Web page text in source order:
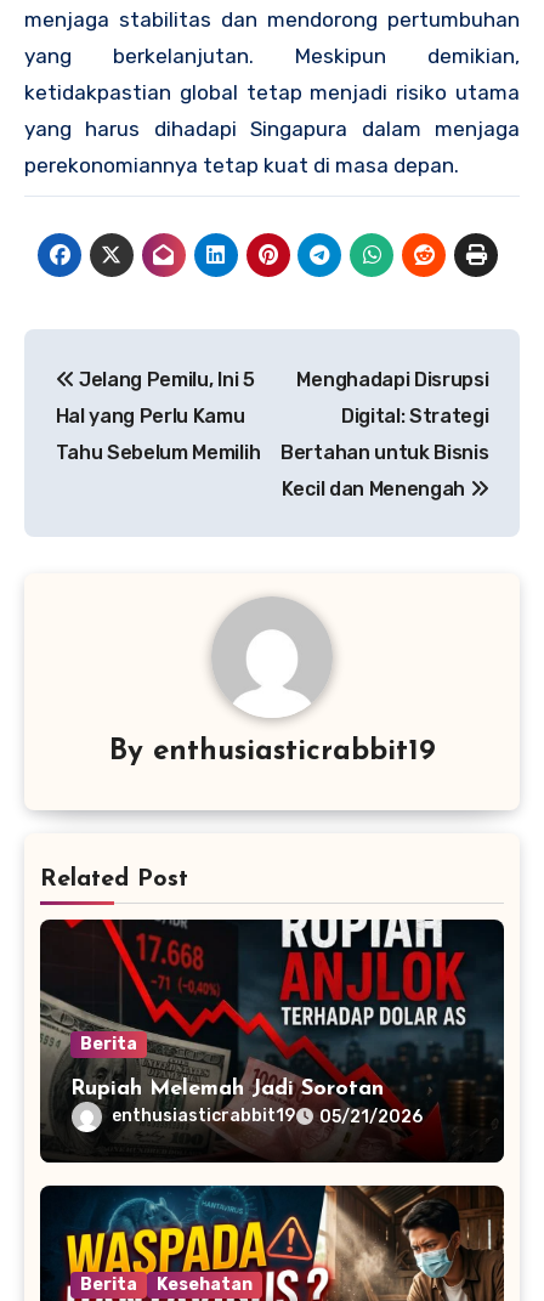
menjaga stabilitas dan mendorong pertumbuhan
yang berkelanjutan. Meskipun demikian,
ketidakpastian global tetap menjadi risiko utama
yang harus dihadapi Singapura dalam menjaga
perekonomiannya tetap kuat di masa depan.
pos
Jelang Pemilu, Ini 5
Hal yang Perlu Kamu
Tahu Sebelum Memilih
Menghadapi Disrupsi
Digital: Strategi
Bertahan untuk Bisnis
Kecil dan Menengah
By enthusiasticrabbit19
Related Post
Berita
Rupiah Melemah Jadi Sorotan
enthusiasticrabbit19 05/21/2026
Berita Kesehatan